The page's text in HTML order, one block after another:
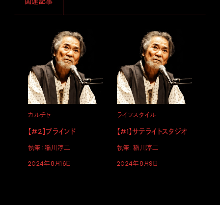
カルチャー
【#2】ブラインド
執筆：稲川淳二
2024年8月16日
ライフスタイル
【#1】サテライトスタジオ
執筆: 稲川淳二
2024年8月9日